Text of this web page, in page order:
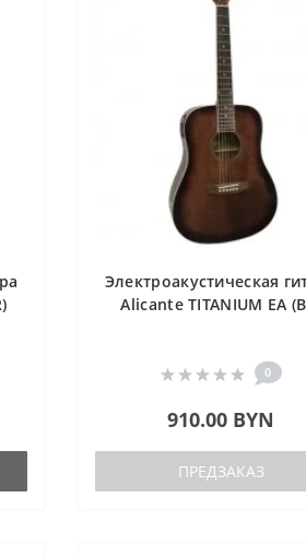
Электроакустическая
Alicante TITANIUM EA
0
910.00 BYN
ПРЕДЗАКАЗ